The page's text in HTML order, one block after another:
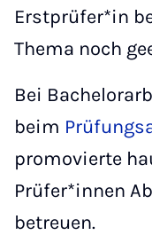
Erstprüfer*in
Thema noch
Bei
beim
promovierte
Prüfer*innen
betreuen.